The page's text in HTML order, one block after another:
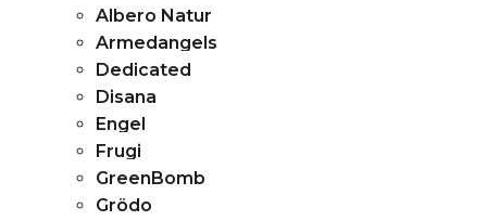
Albero Natur
Armedangels
Dedicated
Disana
Engel
Frugi
GreenBomb
Grödo